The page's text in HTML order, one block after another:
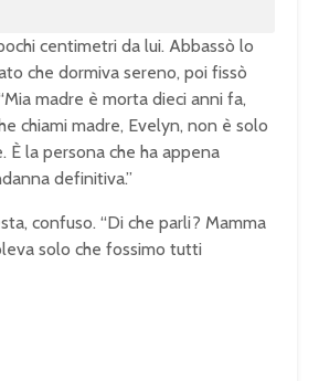
centimetri da lui. Abbassò lo
che dormiva sereno, poi fissò
madre è morta dieci anni fa,
chiami madre, Evelyn, non è solo
È la persona che ha appena
definitiva.”
confuso. “Di che parli? Mamma
solo che fossimo tutti